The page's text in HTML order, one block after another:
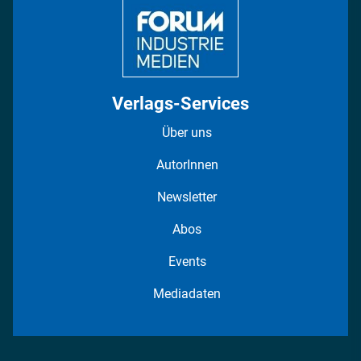
Verlags-Services
Über uns
AutorInnen
Newsletter
Abos
Events
Mediadaten